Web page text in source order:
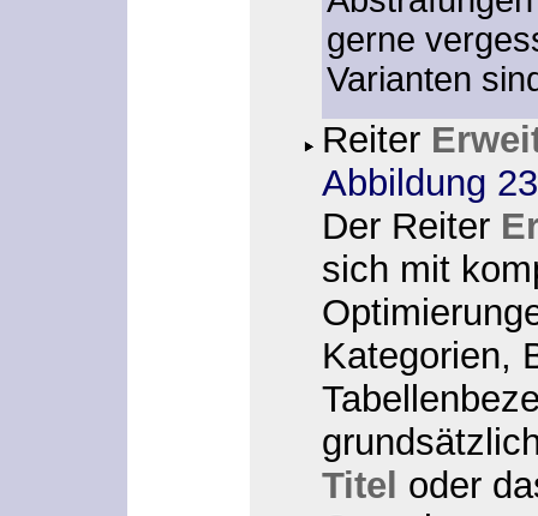
gerne
Varianten
Reiter
Abbildung
Der Reiter
sich mit
Kategorien,
Titel oder